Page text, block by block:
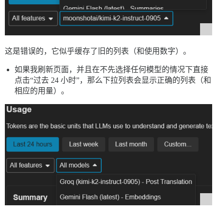
这是错误的，它似乎缓存了旧的列表（和使用数字）。
如果我刷新页面，并且在不先选择任何模型的情况下直接
点击“过去 24 小时”，那么下拉列表会显示正确的列表（和
相应的用量）。